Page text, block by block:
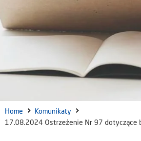
Home
Komunikaty
17.08.2024 Ostrzeżenie Nr 97 dotyczące